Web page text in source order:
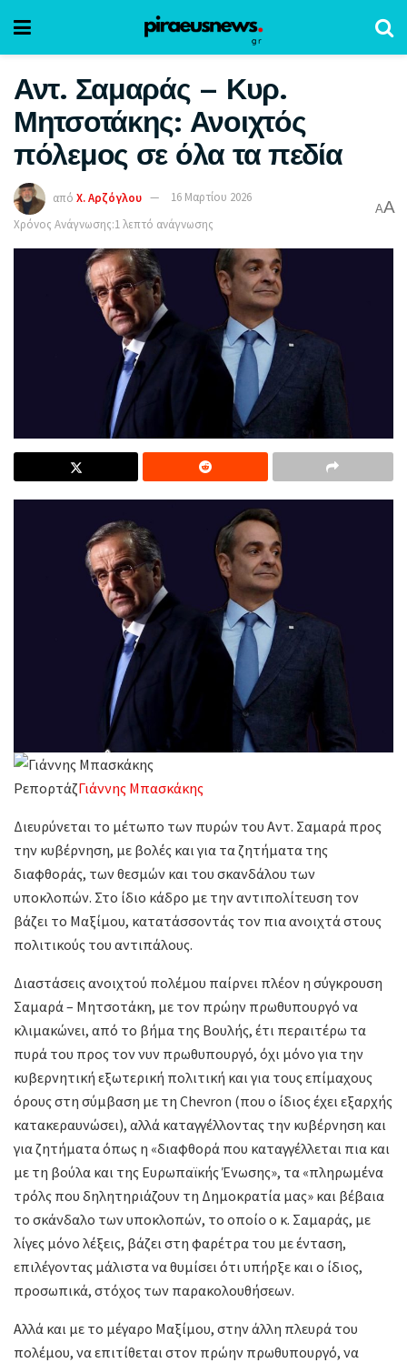
Αντ. Σαμαράς – Κυρ.
Μητσοτάκης: Ανοιχτός
πόλεμος σε όλα τα πεδία
από Χ. Αρζόγλου
16 Μαρτίου 2026
Χρόνος Ανάγνωσης:1 λεπτό ανάγνωσης
AA
ΡεπορτάζΓιάννης Μπασκάκης
Διευρύνεται το μέτωπο των πυρών του Αντ. Σαμαρά προς
την κυβέρνηση, με βολές και για τα ζητήματα της
διαφθοράς, των θεσμών και του σκανδάλου των
υποκλοπών. Στο ίδιο κάδρο με την αντιπολίτευση τον
βάζει το Μαξίμου, κατατάσσοντάς τον πια ανοιχτά στους
πολιτικούς του αντιπάλους.
Διαστάσεις ανοιχτού πολέμου παίρνει πλέον η σύγκρουση
Σαμαρά – Μητσοτάκη, με τον πρώην πρωθυπουργό να
κλιμακώνει, από το βήμα της Βουλής, έτι περαιτέρω τα
πυρά του προς τον νυν πρωθυπουργό, όχι μόνο για την
κυβερνητική εξωτερική πολιτική και για τους επίμαχους
όρους στη σύμβαση με τη Chevron (που ο ίδιος έχει εξαρχής
κατακεραυνώσει), αλλά καταγγέλλοντας την κυβέρνηση και
για ζητήματα όπως η «διαφθορά που καταγγέλλεται πια και
με τη βούλα και της Ευρωπαϊκής Ένωσης», τα «πληρωμένα
τρόλς που δηλητηριάζουν τη Δημοκρατία μας» και βέβαια
το σκάνδαλο των υποκλοπών, το οποίο ο κ. Σαμαράς, με
λίγες μόνο λέξεις, βάζει στη φαρέτρα του με ένταση,
επιλέγοντας μάλιστα να θυμίσει ότι υπήρξε και ο ίδιος,
προσωπικά, στόχος των παρακολουθήσεων.
Αλλά και με το μέγαρο Μαξίμου, στην άλλη πλευρά του
πολέμου, να επιτίθεται στον πρώην πρωθυπουργό, να